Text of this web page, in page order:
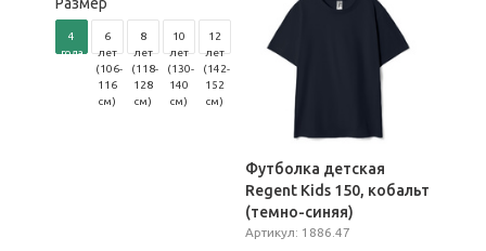
4
года
6
лет
(106-
116
см)
8
лет
(118-
128
см)
10
лет
(130-
140
см)
12
лет
(142-
152
см)
Футболка детская
Regent Kids 150, кобальт
(темно-синяя)
Артикул: 1886.47